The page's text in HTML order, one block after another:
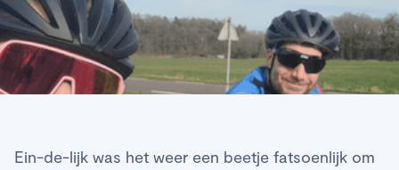
Ein-de-lijk was het weer een beetje fatsoenlijk om